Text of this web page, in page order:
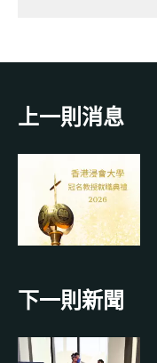
上一則消息
下一則新聞